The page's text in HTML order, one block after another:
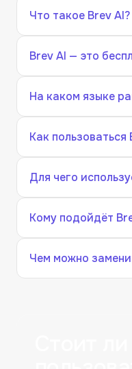
Что такое Brev AI?
Brev AI — это
На каком языке
Как пользоваться
Для чего
Кому подойдёт
Чем можно